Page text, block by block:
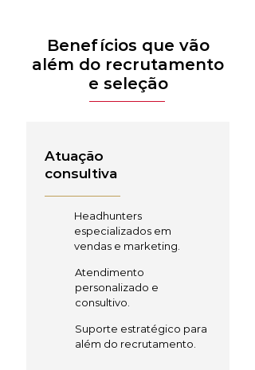
Benefícios que vão
além do recrutamento
e seleção
Atuação
consultiva
Headhunters
especializados em
vendas e marketing.
Atendimento
personalizado e
consultivo.
Suporte estratégico para
além do recrutamento.